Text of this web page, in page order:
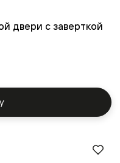
двери с заверткой